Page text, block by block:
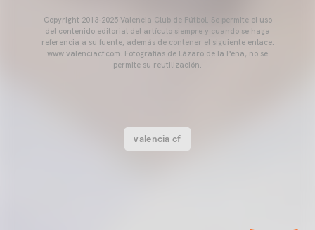
Copyright 2013-2025 Valencia Club de Fútbol. Se permite el uso
del contenido editorial del artículo siempre y cuando se haga
referencia a su fuente, además de contener el siguiente enlace:
www.valenciacf.com. Fotografías de Lázaro de la Peña, no se
permite su reutilización.
valencia cf